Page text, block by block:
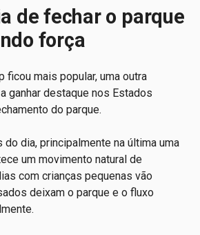
de fechar o parque
força
ficou mais popular, uma outra
ganhar destaque nos Estados
do parque.
dia, principalmente na última uma
um movimento natural de
com crianças pequenas vão
deixam o parque e o fluxo